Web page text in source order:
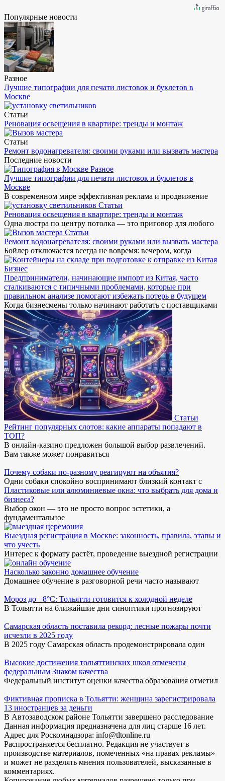
Популярные новости
Разное
Лучшие типографии для печати листовок и буклетов в
Москве
Статьи
Реновация освещения в квартире: тренды и монтаж
Статьи
Ремонт водонагревателя: своими руками или вызвать мастера
Последние новости
Разное
Лучшие типографии для печати листовок и буклетов в
Москве
В современном мире эффективная реклама и продвижение
Статьи
Реновация освещения в квартире: тренды и монтаж
Одна люстра по центру потолка — это приговор для любого
Статьи
Ремонт водонагревателя: своими руками или вызвать мастера
Бойлер отключается всегда не вовремя: вечером, когда
Бизнес
Предприниматели, начинающие импорт из Китая, часто
сталкиваются с типичными проблемами, которые при
правильном анализе помогают избежать потерь в будущем
Когда бизнесмены только начинают работать с поставщиками
Статьи
Рейтинг популярных слотов: какие аппараты попадают в
ТОП?
В онлайн-казино предложен большой выбор развлечений.
Вам также может понравиться
Почему собаки по-разному реагируют на объятия?
Одни собаки спокойно воспринимают близкий контакт с
Пластиковые или алюминиевые окна: что выбрать для дома и
бизнеса?
Выбор окон — это не просто вопрос эстетики, а
фундаментальное
Выездная регистрация в Москве: законность, правила, этапы и
что учесть
Интерес к формату растёт, проведение выездной регистрации
Насколько законно домашнее обучение
Домашнее обучение в разговорной речи часто называют
Мороз до −8°C: Тольятти готовится к холодной неделе
В Тольятти на ближайшие дни синоптики прогнозируют
Самарская область поставила рекорд: лесные пожары почти
исчезли в 2025 году
В 2025 году Самарская область продемонстрировала один
Высокие достижения тольяттинских школ отмечены
федеральным Знаком качества
Федеральный институт оценки качества образования отметил
Фиктивная прописка в Тольятти: женщина зарегистрировала
13 иностранцев за деньги
В Автозаводском районе Тольятти завершено расследование
Данная информация предназначена для лиц старше 16 лет.
Адрес для Роскомнадзора: info@tltonline.ru
Распространяется бесплатно. Редакция не участвует в
производстве материалов, помеченных «на правах рекламы»
и может не разделять мнения пользователей, высказанные в
комментариях.